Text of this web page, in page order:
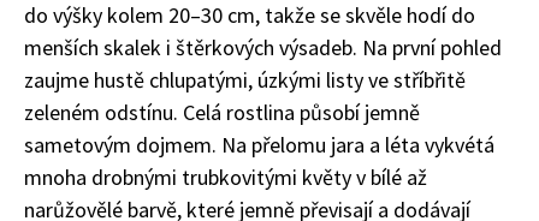
do výšky kolem 20–30 cm, takže se skvěle hodí do
menších skalek i štěrkových výsadeb. Na první pohled
zaujme hustě chlupatými, úzkými listy ve stříbřitě
zeleném odstínu. Celá rostlina působí jemně
sametovým dojmem. Na přelomu jara a léta vykvétá
mnoha drobnými trubkovitými květy v bílé až
narůžovělé barvě, které jemně převisají a dodávají